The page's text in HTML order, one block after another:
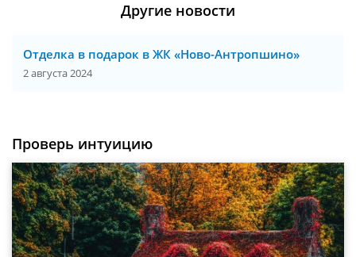
Другие новости
Отделка в подарок в ЖК «Ново-Антропшино»
2 августа 2024
Проверь интуицию